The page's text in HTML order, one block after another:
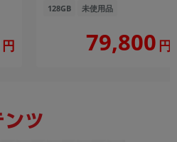
円
128GB 未使用品
79,800 円